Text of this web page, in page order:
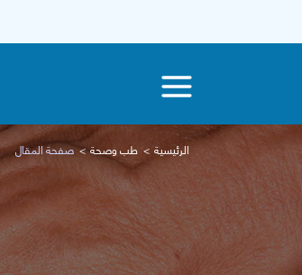
الرئيسية طب وصحة صفحة المقال